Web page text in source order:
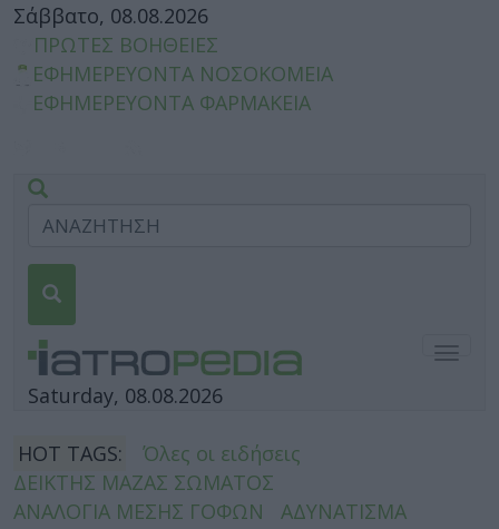
Σάββατο, 08.08.2026
ΠΡΩΤΕΣ ΒΟΗΘΕΙΕΣ
ΕΦΗΜΕΡΕΥΟΝΤΑ ΝΟΣΟΚΟΜΕΙΑ
ΕΦΗΜΕΡΕΥΟΝΤΑ ΦΑΡΜΑΚΕΙΑ
Saturday, 08.08.2026
HOT TAGS:
Όλες οι ειδήσεις
ΔΕΙΚΤΗΣ ΜΑΖΑΣ ΣΩΜΑΤΟΣ
ΑΝΑΛΟΓΙΑ ΜΕΣΗΣ ΓΟΦΩΝ
ΑΔΥΝΑΤΙΣΜΑ